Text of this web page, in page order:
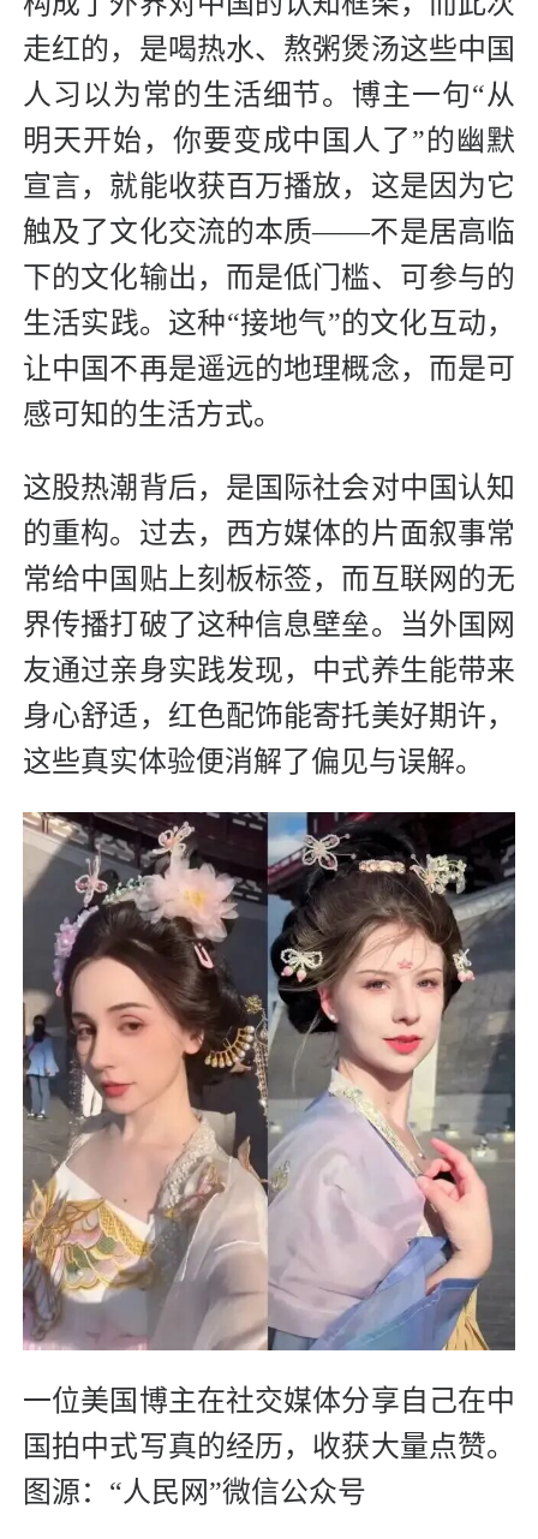
走红的，是喝热水、熬粥煲汤这些中国
人习以为常的生活细节。博主一句“从
明天开始，你要变成中国人了”的幽默
宣言，就能收获百万播放，这是因为它
触及了文化交流的本质——不是居高临
下的文化输出，而是低门槛、可参与的
生活实践。这种“接地气”的文化互动，
让中国不再是遥远的地理概念，而是可
感可知的生活方式。
这股热潮背后，是国际社会对中国认知
的重构。过去，西方媒体的片面叙事常
常给中国贴上刻板标签，而互联网的无
界传播打破了这种信息壁垒。当外国网
友通过亲身实践发现，中式养生能带来
身心舒适，红色配饰能寄托美好期许，
这些真实体验便消解了偏见与误解。
一位美国博主在社交媒体分享自己在中
国拍中式写真的经历，收获大量点赞。
图源：“人民网”微信公众号